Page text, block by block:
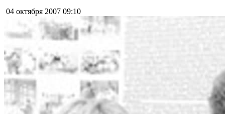
04 октября 2007 09:10